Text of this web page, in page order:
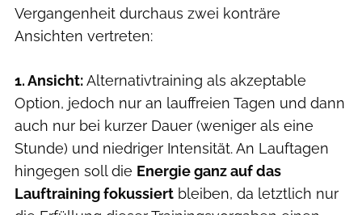
Vergangenheit durchaus zwei konträre
Ansichten vertreten:
1. Ansicht:Alternativtraining als akzeptable
Option, jedoch nur an lauffreien Tagen und dann
auch nur bei kurzer Dauer (weniger als eine
Stunde) und niedriger Intensität. An Lauftagen
hingegen soll die Energie ganz auf das
Lauftraining fokussiert bleiben, da letztlich nur